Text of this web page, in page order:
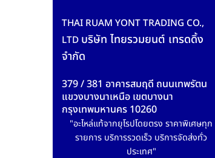
THAI RUAM YONT TRADING CO.,
LTD บริษัท ไทยรวมยนต์ เทรดดิ้ง
จำกัด
379 / 381 อาคารสมฤดี ถนนเทพรัตน
แขวงบางนาเหนือ เขตบางนา
กรุงเทพมหานคร 10260
"อะไหล่แท้จากยุโรปโดยตรง ราคาพิเศษทุก
รายการ บริการรวดเร็ว บริการจัดส่งทั่ว
ประเทศ"